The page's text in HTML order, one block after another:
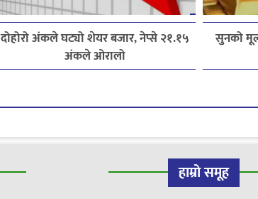
दोहोरो अंकले घट्यो शेयर बजार, नेप्से २१.१५
अंकले ओरालो
सुनको
हाम्रो समूह